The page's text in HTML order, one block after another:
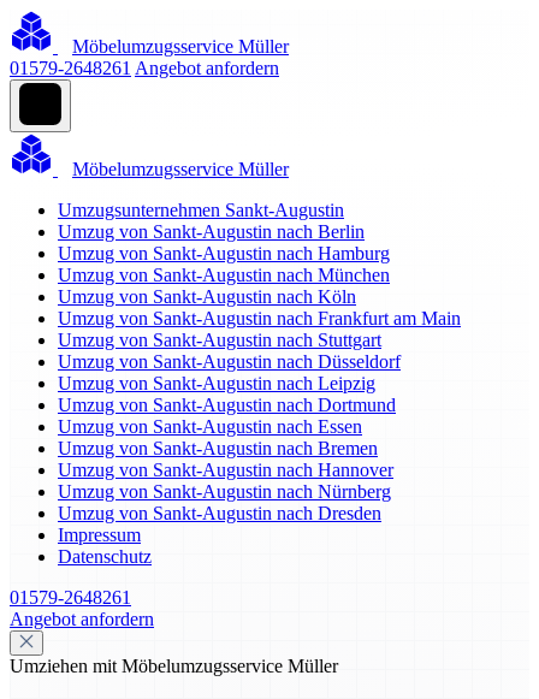
Möbelumzugsservice Müller
01579-2648261 Angebot anfordern
Möbelumzugsservice Müller
Umzugsunternehmen Sankt-Augustin
Umzug von Sankt-Augustin nach Berlin
Umzug von Sankt-Augustin nach Hamburg
Umzug von Sankt-Augustin nach München
Umzug von Sankt-Augustin nach Köln
Umzug von Sankt-Augustin nach Frankfurt am Main
Umzug von Sankt-Augustin nach Stuttgart
Umzug von Sankt-Augustin nach Düsseldorf
Umzug von Sankt-Augustin nach Leipzig
Umzug von Sankt-Augustin nach Dortmund
Umzug von Sankt-Augustin nach Essen
Umzug von Sankt-Augustin nach Bremen
Umzug von Sankt-Augustin nach Hannover
Umzug von Sankt-Augustin nach Nürnberg
Umzug von Sankt-Augustin nach Dresden
Impressum
Datenschutz
01579-2648261
Angebot anfordern
Umziehen mit Möbelumzugsservice Müller